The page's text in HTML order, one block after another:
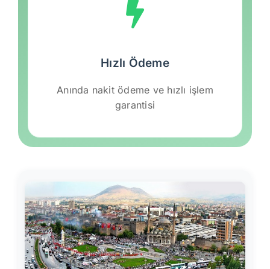
Hızlı Ödeme
Anında nakit ödeme ve hızlı işlem
garantisi